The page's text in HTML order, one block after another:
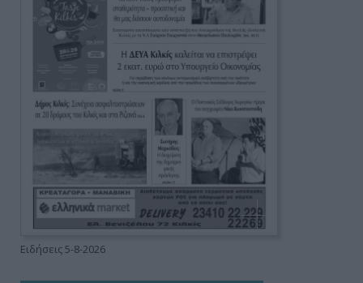
Ειδήσεις 5-8-2026